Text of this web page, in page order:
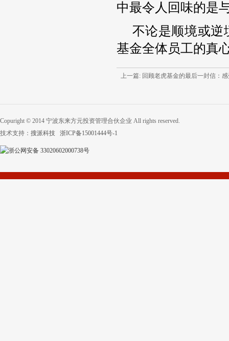
中最令人回味的是
不论是顺境或逆
基金全体员工的真
上一篇: 回顾老虎基金的最后一封信：
Copuright © 2014 宁波东来方元投资管理合伙企业 All rights reserved.
技术支持： 搜派科技 浙ICP备15001444号-1
浙公网安备 33020602000738号